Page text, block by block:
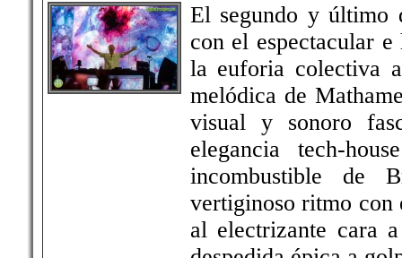
El segundo y último
con el espectacular
la euforia colectiva
melódica de
visual y sonoro
elegancia tech-
incombustible de
vertiginoso ritmo con
al electrizante cara